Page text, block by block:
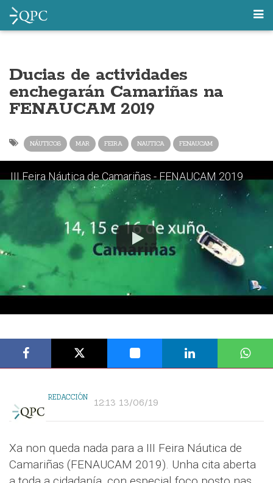
Ducias de actividades
enchegarán Camariñas na
FENAUCAM 2019
NÁUTICOS MAR FEIRA NAUTICA FENAUCAM
III Feira Náutica de Camariñas - FENAUCAM 2019
REDACCIÓN 12:13 13/06/19
Xa non queda nada para a III Feira Náutica de
Camariñas (FENAUCAM 2019). Unha cita aberta